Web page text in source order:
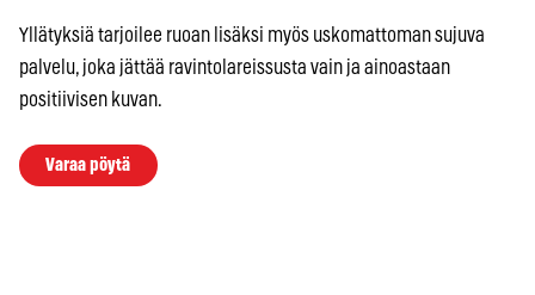
Yllätyksiä tarjoilee ruoan lisäksi myös uskomattoman sujuva
palvelu, joka jättää ravintolareissusta vain ja ainoastaan
positiivisen kuvan.
Varaa pöytä